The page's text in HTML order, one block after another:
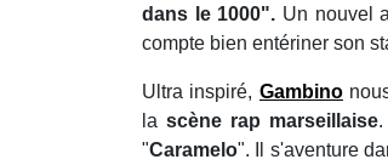
dans le 1000". Un nouvel
compte bien entériner son
Ultra inspiré, Gambino
la scène rap marseillaise.
"Caramelo". Il s'aventure